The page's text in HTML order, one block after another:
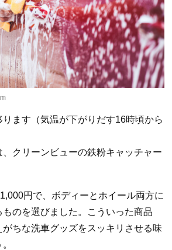
ます（気温が下がりだす16時頃から
、クリーンビューの鉄粉キャッチャー
円で、ボディーとホイール両方に
のを選びました。こういった商品
ちな洗車グッズをスッキリさせる味